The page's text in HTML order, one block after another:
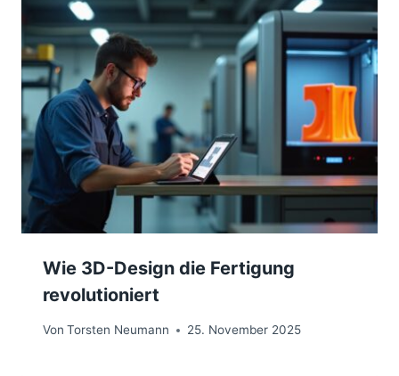
Wie 3D-Design die Fertigung
revolutioniert
Von Torsten Neumann 25. November 2025